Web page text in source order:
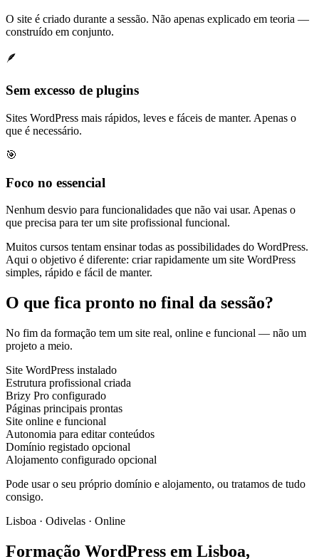
O site é criado durante a sessão. Não apenas explicado em teoria —
construído em conjunto.
🪶
Sem excesso de plugins
Sites WordPress mais rápidos, leves e fáceis de manter. Apenas o
que é necessário.
🎯
Foco no essencial
Nenhum desvio para funcionalidades que não vai usar. Apenas o
que precisa para ter um site profissional funcional.
Muitos cursos tentam ensinar todas as possibilidades do WordPress.
Aqui o objetivo é diferente: criar rapidamente um site WordPress
simples, rápido e fácil de manter.
O que fica pronto no final da sessão?
No fim da formação tem um site real, online e funcional — não um
projeto a meio.
Site WordPress instalado
Estrutura profissional criada
Brizy Pro configurado
Páginas principais prontas
Site online e funcional
Autonomia para editar conteúdos
Domínio registado opcional
Alojamento configurado opcional
Pode usar o seu próprio domínio e alojamento, ou tratamos de tudo
consigo.
Lisboa · Odivelas · Online
Formação WordPress em Lisboa,